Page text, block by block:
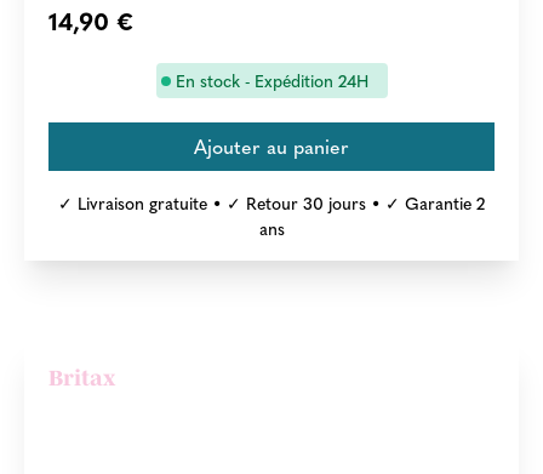
14,90 €
En stock - Expédition 24H
✓ Livraison gratuite • ✓ Retour 30 jours • ✓ Garantie 2
ans
Britax